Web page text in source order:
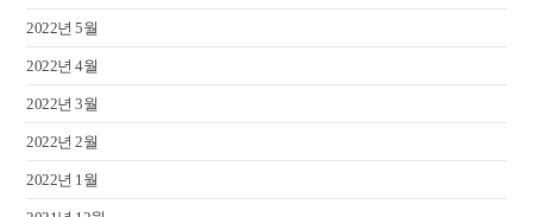
2022년 5월
2022년 4월
2022년 3월
2022년 2월
2022년 1월